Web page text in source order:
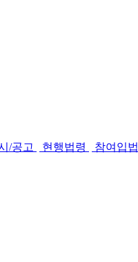
/공고 현행법령 참여입법